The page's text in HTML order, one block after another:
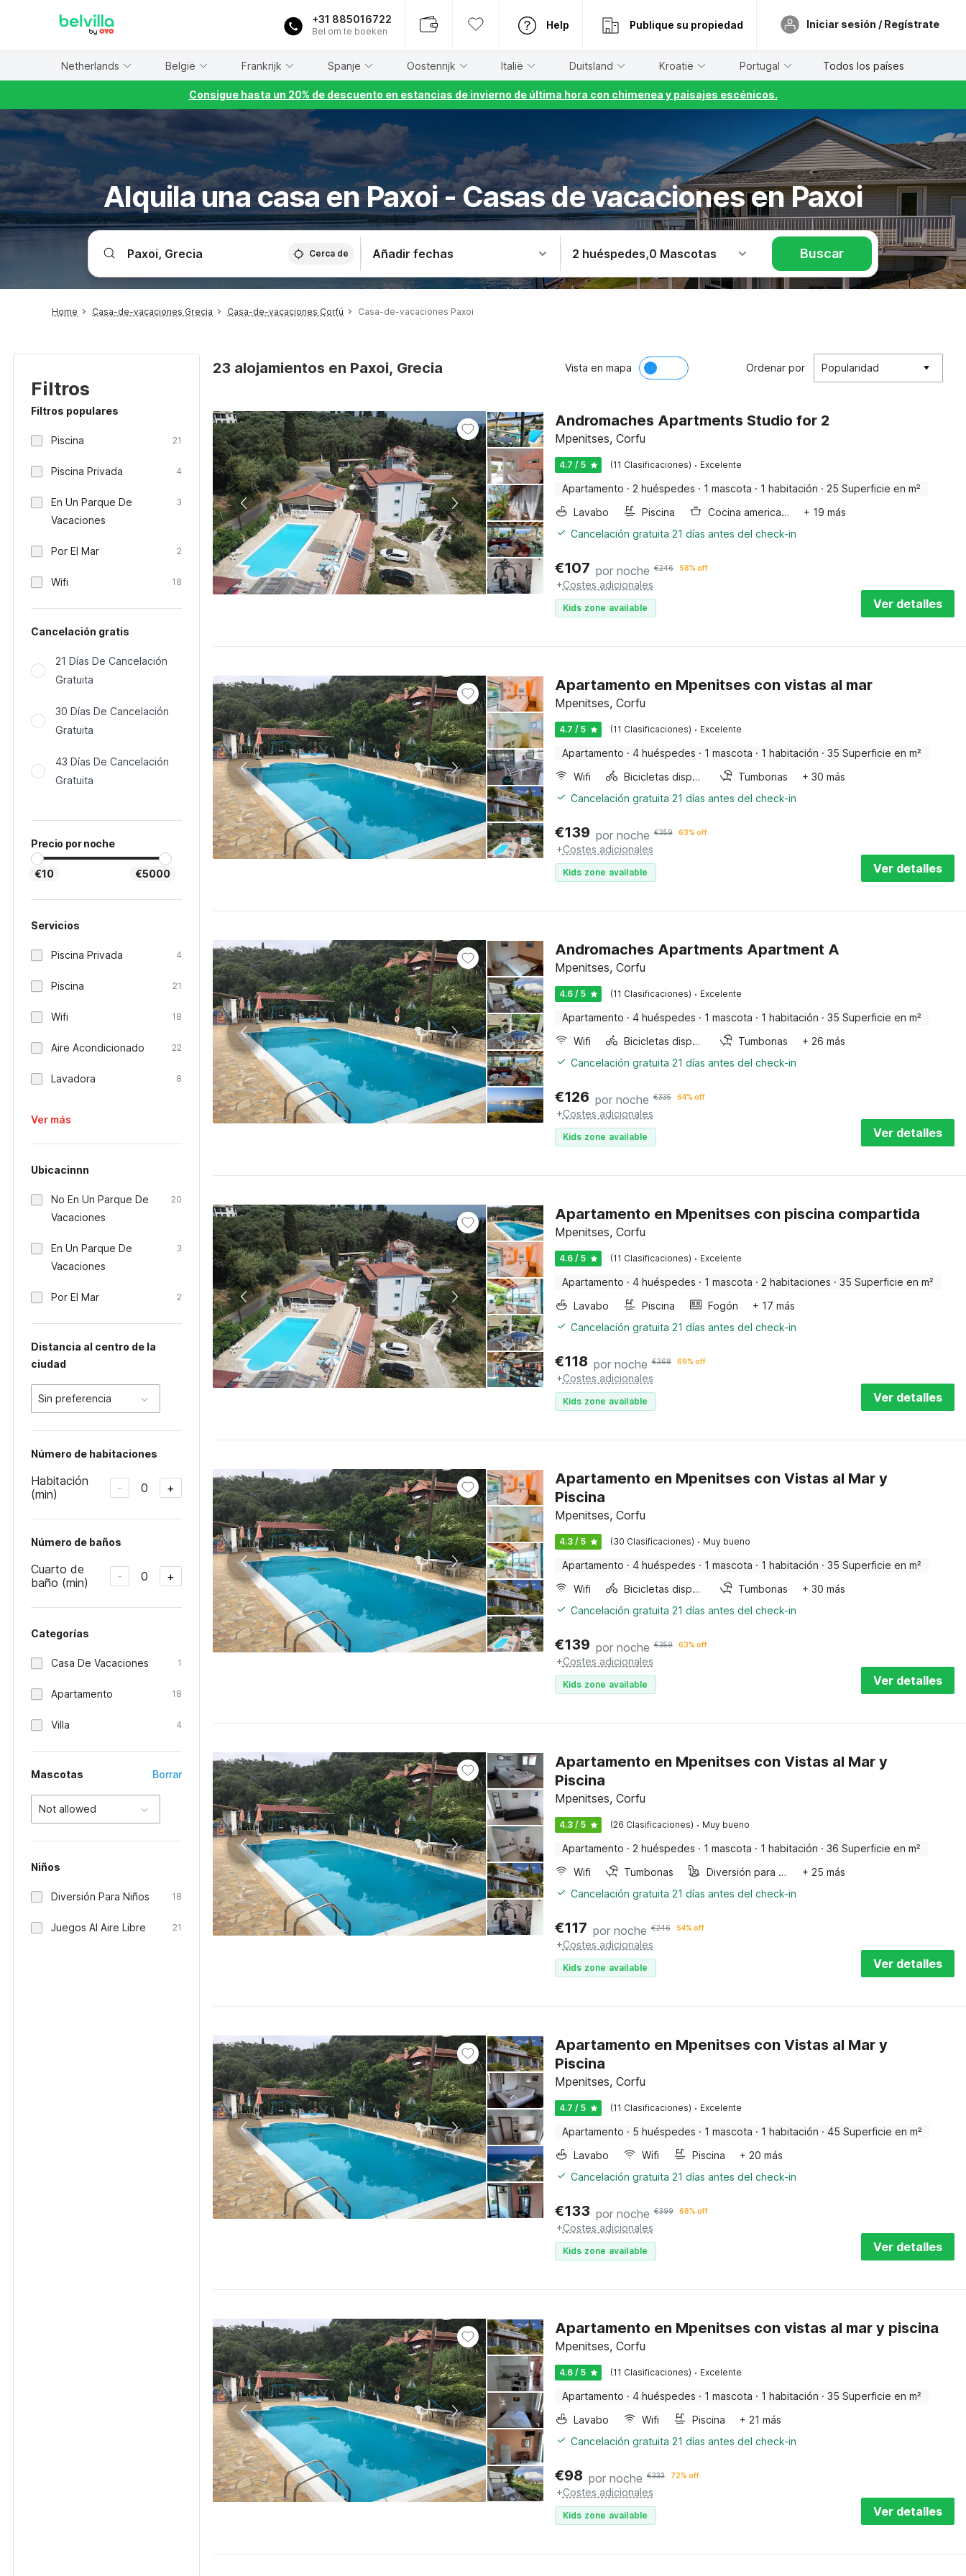
+31 885016722
Bel om te boeken
Help Publique su propiedad Iniciar sesión / Regístrate
Netherlands België Frankrijk Spanje Oostenrijk Italië Duitsland Kroatië Portugal Todos los países
Consigue hasta un 20% de descuento en estancias de invierno de última hora con chimenea y paisajes escénicos.
Alquila una casa en Paxoi - Casas de vacaciones en Paxoi
Cerca de Añadir fechas 2 huéspedes,0 Mascotas Buscar
Home Casa-de-vacaciones Grecia Casa-de-vacaciones Corfú Casa-de-vacaciones Paxoi
Filtros
Filtros populares
Piscina 21
Piscina Privada 4
En Un Parque De
Vacaciones
3
Por El Mar 2
Wifi 18
Cancelación gratis
21 Días De Cancelación
Gratuita
30 Días De Cancelación
Gratuita
43 Días De Cancelación
Gratuita
Precio por noche
€10 €5000
Servicios
Piscina Privada 4
Piscina 21
Wifi 18
Aire Acondicionado 22
Lavadora 8
Ver más
Ubicacinnn
No En Un Parque De
Vacaciones
20
En Un Parque De
Vacaciones
3
Por El Mar 2
Distancia al centro de la
ciudad
Sin preferencia
Número de habitaciones
Habitación
(min)
- 0 +
Número de baños
Cuarto de
baño (min)
- 0 +
Categorías
Casa De Vacaciones 1
Apartamento 18
Villa 4
Mascotas Borrar
Not allowed
Niños
Diversión Para Niños 18
Juegos Al Aire Libre 21
23 alojamientos en Paxoi, Grecia Vista en mapa Ordenar por Popularidad
Andromaches Apartments Studio for 2
Mpenitses, Corfu
4.7 / 5 (11 Clasificaciones) · Excelente
Apartamento · 2 huéspedes · 1 mascota · 1 habitación · 25 Superficie en m²
Lavabo
Piscina Cocina americana
+ 19 más
Cancelación gratuita 21 días antes del check-in
€107 por noche €246 58% off
+Costes adicionales
Kids zone available Ver detalles
Apartamento en Mpenitses con vistas al mar
Mpenitses, Corfu
4.7 / 5 (11 Clasificaciones) · Excelente
Apartamento · 4 huéspedes · 1 mascota · 1 habitación · 35 Superficie en m²
Wifi
Bicicletas disponibles Tumbonas
+ 30 más
Cancelación gratuita 21 días antes del check-in
€139 por noche €359 63% off
+Costes adicionales
Kids zone available Ver detalles
Andromaches Apartments Apartment A
Mpenitses, Corfu
4.6 / 5 (11 Clasificaciones) · Excelente
Apartamento · 4 huéspedes · 1 mascota · 1 habitación · 35 Superficie en m²
Wifi
Bicicletas disponibles Tumbonas
+ 26 más
Cancelación gratuita 21 días antes del check-in
€126 por noche €335 64% off
+Costes adicionales
Kids zone available Ver detalles
Apartamento en Mpenitses con piscina compartida
Mpenitses, Corfu
4.6 / 5 (11 Clasificaciones) · Excelente
Apartamento · 4 huéspedes · 1 mascota · 2 habitaciones · 35 Superficie en m²
Lavabo
Piscina Fogón
+ 17 más
Cancelación gratuita 21 días antes del check-in
€118 por noche €368 69% off
+Costes adicionales
Kids zone available Ver detalles
Apartamento en Mpenitses con Vistas al Mar y
Piscina
Mpenitses, Corfu
4.3 / 5 (30 Clasificaciones) · Muy bueno
Apartamento · 4 huéspedes · 1 mascota · 1 habitación · 35 Superficie en m²
Wifi
Bicicletas disponibles Tumbonas
+ 30 más
Cancelación gratuita 21 días antes del check-in
€139 por noche €359 63% off
+Costes adicionales
Kids zone available Ver detalles
Apartamento en Mpenitses con Vistas al Mar y
Piscina
Mpenitses, Corfu
4.3 / 5 (26 Clasificaciones) · Muy bueno
Apartamento · 2 huéspedes · 1 mascota · 1 habitación · 36 Superficie en m²
Wifi
Tumbonas Diversión para niños
+ 25 más
Cancelación gratuita 21 días antes del check-in
€117 por noche €246 54% off
+Costes adicionales
Kids zone available Ver detalles
Apartamento en Mpenitses con Vistas al Mar y
Piscina
Mpenitses, Corfu
4.7 / 5 (11 Clasificaciones) · Excelente
Apartamento · 5 huéspedes · 1 mascota · 1 habitación · 45 Superficie en m²
Lavabo
Wifi Piscina
+ 20 más
Cancelación gratuita 21 días antes del check-in
€133 por noche €399 68% off
+Costes adicionales
Kids zone available Ver detalles
Apartamento en Mpenitses con vistas al mar y piscina
Mpenitses, Corfu
4.6 / 5 (11 Clasificaciones) · Excelente
Apartamento · 4 huéspedes · 1 mascota · 1 habitación · 35 Superficie en m²
Lavabo
Wifi Piscina
+ 21 más
Cancelación gratuita 21 días antes del check-in
€98 por noche €333 72% off
+Costes adicionales
Kids zone available Ver detalles